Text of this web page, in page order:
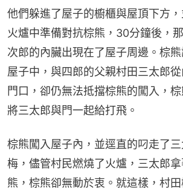
他們躲進了屋子的櫥櫃與屋頂下方
火爐中準備對抗棕熊，30分鐘後，
次郎的內臟出現在了屋子周邊。棕
屋子中，與四郎的父親村田三太郎
門口，卻仍無法抵擋棕熊的闖入，
將三太郎與門一起給打飛。
棕熊闖入屋子內，並逕直的叼走了
梅，儘管村民燃燒了火爐，三太郎
熊，棕熊卻無動於衷。就這樣，村